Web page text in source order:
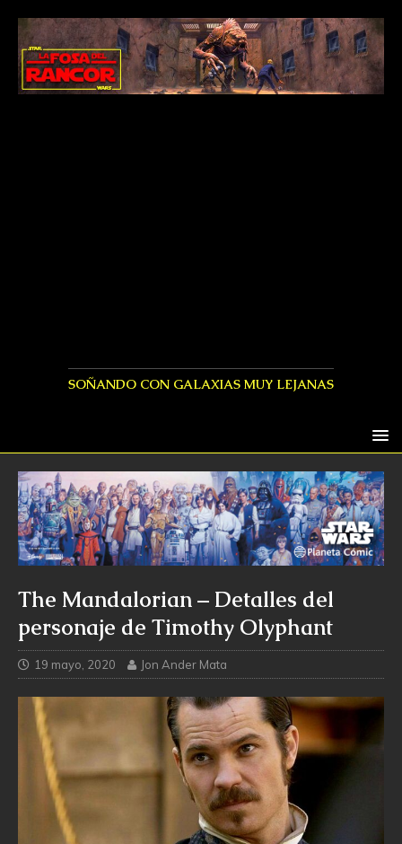
SOÑANDO CON GALAXIAS MUY LEJANAS
The Mandalorian – Detalles del
personaje de Timothy Olyphant
19 mayo, 2020 Jon Ander Mata